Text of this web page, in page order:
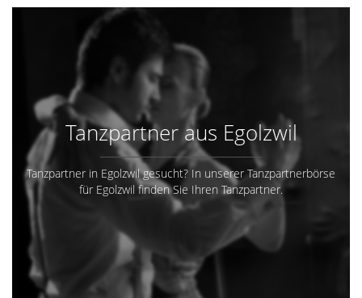
Tanzpartner aus Egolzwil
Tanzpartner in Egolzwil gesucht? In unserer Tanzpartnerbörse
für Egolzwil finden Sie Ihren Tanzpartner.